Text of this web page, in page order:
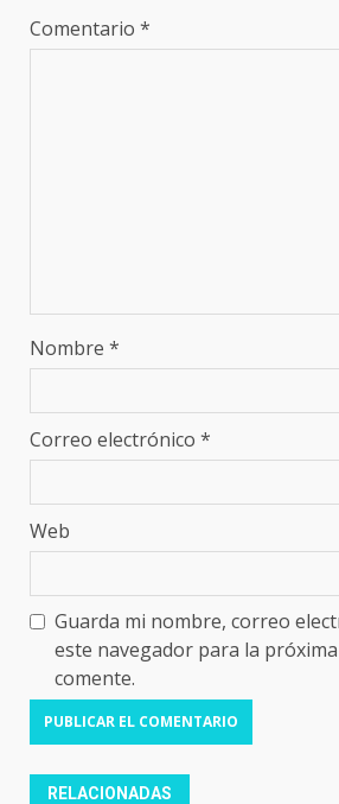
Comentario *
Nombre *
Correo electrónico *
Web
Guarda mi nombre, correo
este navegador para la
comente.
RELACIONADAS